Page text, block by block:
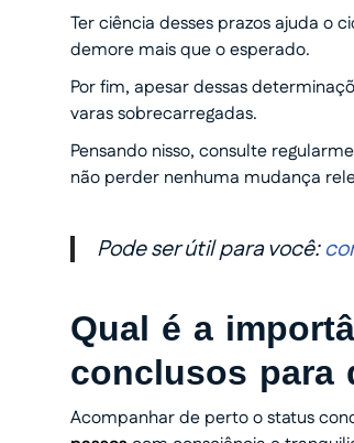
Ter ciência desses prazos ajuda o
demore mais que o esperado.
Por fim, apesar dessas
varas sobrecarregadas.
Pensando nisso, consulte
não perder nenhuma mudança
Pode ser útil para você:
Qual é a
conclusos para
Acompanhar de perto o status